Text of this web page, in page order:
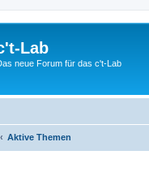
Lab
neue Forum für das c't-Lab
Aktive Themen